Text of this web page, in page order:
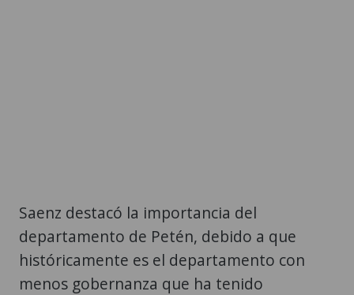
Saenz destacó la importancia del
departamento de Petén, debido a que
históricamente es el departamento con
menos gobernanza que ha tenido